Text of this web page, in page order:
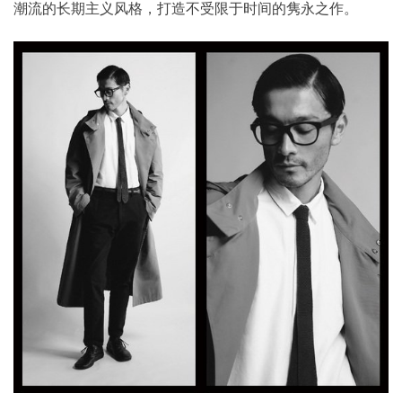
潮流的长期主义风格，打造不受限于时间的隽永之作。